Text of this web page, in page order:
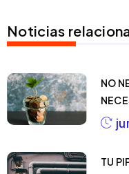
Noticias
NO
TU